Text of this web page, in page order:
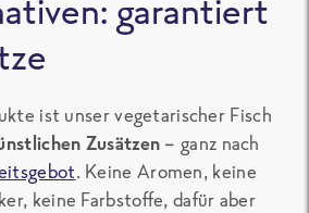
ist unser vegetarischer Fisch
Zusätzen – ganz nach
. Keine Aromen, keine
keine Farbstoffe, dafür aber